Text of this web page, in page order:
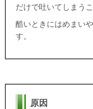
だけで吐いてしまう
酷いときにはめまい
す。
原因